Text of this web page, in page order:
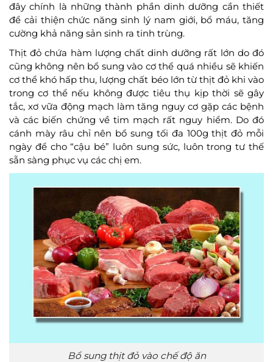
đây chính là những thành phần dinh dưỡng cần thiết
để cải thiện chức năng sinh lý nam giới, bổ máu, tăng
cường khả năng sản sinh ra tinh trùng.
Thịt đỏ chứa hàm lượng chất dinh dưỡng rất lớn do đó
cũng không nên bổ sung vào cơ thể quá nhiều sẽ khiến
cơ thể khó hấp thu, lượng chất béo lớn từ thịt đỏ khi vào
trong cơ thể nếu không được tiêu thụ kịp thời sẽ gây
tắc, xơ vữa động mạch làm tăng nguy cơ gặp các bệnh
và các biến chứng về tim mạch rất nguy hiểm. Do đó
cánh mày râu chỉ nên bổ sung tối đa 100g thịt đỏ mỗi
ngày để cho “cậu bé” luôn sung sức, luôn trong tư thế
sẵn sàng phục vụ các chị em.
Bổ sung thịt đỏ vào chế độ ăn